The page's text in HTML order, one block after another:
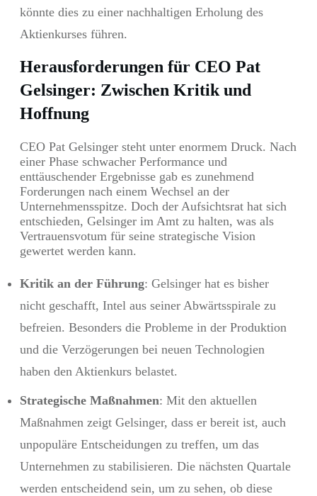
könnte dies zu einer nachhaltigen Erholung des
Aktienkurses führen.
Herausforderungen für CEO Pat
Gelsinger: Zwischen Kritik und
Hoffnung
CEO Pat Gelsinger steht unter enormem Druck. Nach
einer Phase schwacher Performance und
enttäuschender Ergebnisse gab es zunehmend
Forderungen nach einem Wechsel an der
Unternehmensspitze. Doch der Aufsichtsrat hat sich
entschieden, Gelsinger im Amt zu halten, was als
Vertrauensvotum für seine strategische Vision
gewertet werden kann.
Kritik an der Führung: Gelsinger hat es bisher
nicht geschafft, Intel aus seiner Abwärtsspirale zu
befreien. Besonders die Probleme in der Produktion
und die Verzögerungen bei neuen Technologien
haben den Aktienkurs belastet.
Strategische Maßnahmen: Mit den aktuellen
Maßnahmen zeigt Gelsinger, dass er bereit ist, auch
unpopuläre Entscheidungen zu treffen, um das
Unternehmen zu stabilisieren. Die nächsten Quartale
werden entscheidend sein, um zu sehen, ob diese